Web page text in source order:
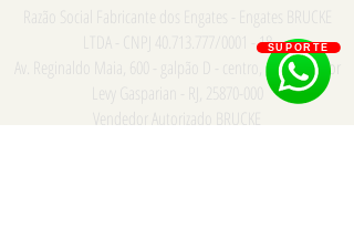
Razão Social Fabricante dos Engates - Engates BRUCKE
LTDA - CNPJ
/0001 - 18
Av. Reginaldo Maia, 600 - galpão D - centro, Comendador
Levy Gasparian - RJ,
Vendedor Autorizado BRUCKE
SUPORTE